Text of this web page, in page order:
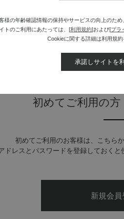
※詳しい方法は 「よくある質問（会員機
初めてご利用の方
初めてご利用のお客様は、こちら
ドレスとパスワードを登録しておく
様の年齢確認情報の保持やサービスの向上のた
トのご利用にあたっては、[利用規約]および[プラ
Cookieに関する詳細は利用規約
承諾しサイトを